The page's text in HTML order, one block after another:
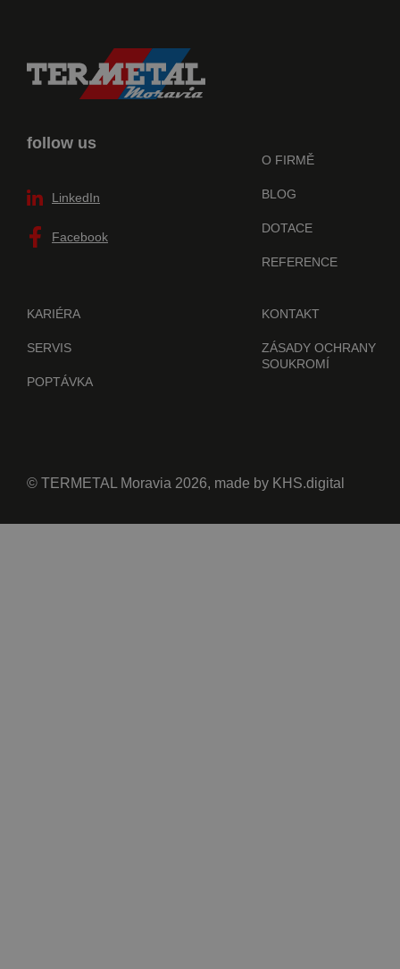
follow us
LinkedIn
Facebook
O FIRMĚ
BLOG
DOTACE
REFERENCE
KARIÉRA
SERVIS
POPTÁVKA
KONTAKT
ZÁSADY OCHRANY
SOUKROMÍ
© TERMETAL Moravia 2026, made by KHS.digital